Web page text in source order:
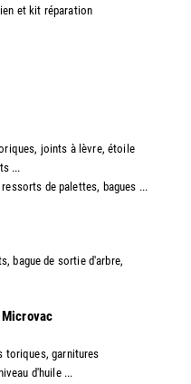
et kit réparation​
joints à lèvre, étoile
...
de palettes, bagues ...
bague de sortie d'arbre,
garnitures
d'huile ...